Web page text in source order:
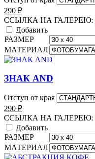
290 ₽
ССЫЛКА НА ГАЛЕРЕЮ:
Добавить
РАЗМЕР
МАТЕРИАЛ
ЗНАК AND
Отступ от края
290 ₽
ССЫЛКА НА ГАЛЕРЕЮ:
Добавить
РАЗМЕР
МАТЕРИАЛ